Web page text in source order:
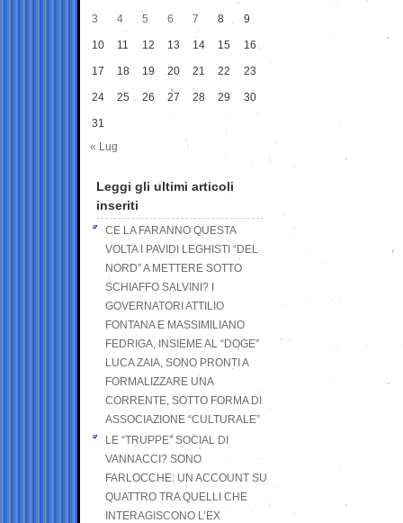
3 4 5 6 7 8 9
10 11 12 13 14 15 16
17 18 19 20 21 22 23
24 25 26 27 28 29 30
31
« Lug
Leggi gli ultimi articoli
inseriti
CE LA FARANNO QUESTA
VOLTA I PAVIDI LEGHISTI “DEL
NORD” A METTERE SOTTO
SCHIAFFO SALVINI? I
GOVERNATORI ATTILIO
FONTANA E MASSIMILIANO
FEDRIGA, INSIEME AL “DOGE”
LUCA ZAIA, SONO PRONTI A
FORMALIZZARE UNA
CORRENTE, SOTTO FORMA DI
ASSOCIAZIONE “CULTURALE”
LE “TRUPPE” SOCIAL DI
VANNACCI? SONO
FARLOCCHE: UN ACCOUNT SU
QUATTRO TRA QUELLI CHE
INTERAGISCONO L’EX